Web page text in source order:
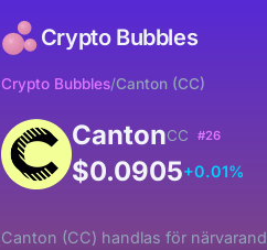
Crypto Bubbles
Crypto Bubbles/Canton (CC)
CantonCC #26
$0.0905+0.01%
Canton (CC) handlas för